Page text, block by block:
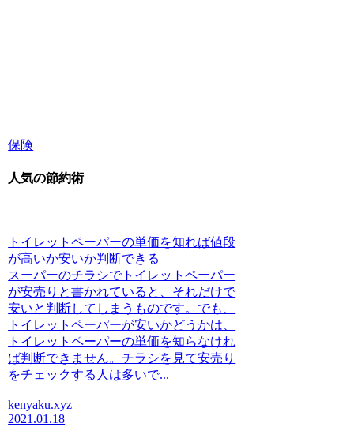
保険
人気の節約術
トイレットペーパーの単価を知れば値段
が高いか安いか判断できる
スーパーのチラシでトイレットペーパー
が安売りと書かれていると、それだけで
安いと判断してしまうものです。でも、
トイレットペーパーが安いかどうかは、
トイレットペーパーの単価を知らなけれ
ば判断できません。チラシを見て安売り
をチェックする人は多いで...
kenyaku.xyz
2021.01.18